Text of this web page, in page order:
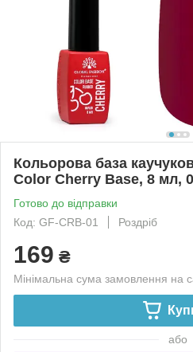
Кольорова база
Color Cherry Base, 8 мл,
Готово до відправки
Код: GF-CRB-01
Роздріб
169 ₴
Мінімальна сума замовлення на
або